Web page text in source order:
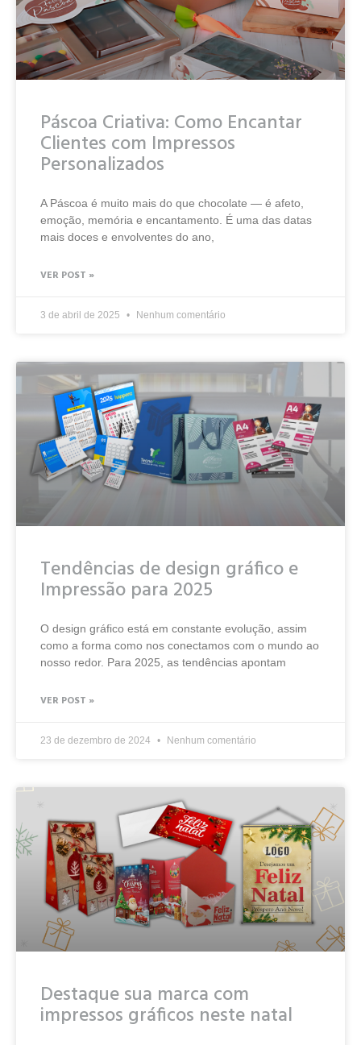
Páscoa Criativa: Como Encantar
Clientes com Impressos
Personalizados
A Páscoa é muito mais do que chocolate — é afeto,
emoção, memória e encantamento. É uma das datas
mais doces e envolventes do ano,
VER POST »
3 de abril de 2025 Nenhum comentário
Tendências de design gráfico e
Impressão para 2025
O design gráfico está em constante evolução, assim
como a forma como nos conectamos com o mundo ao
nosso redor. Para 2025, as tendências apontam
VER POST »
23 de dezembro de 2024 Nenhum comentário
Destaque sua marca com
impressos gráficos neste natal